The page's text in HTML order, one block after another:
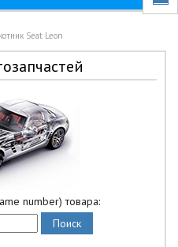
Seat Leon
number) товара: